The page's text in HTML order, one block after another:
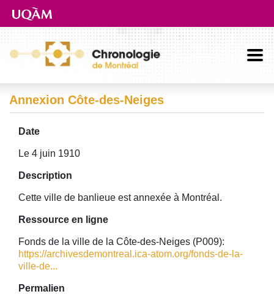
Aller directement au contenu principal
Annexion Côte-des-Neiges
Date
Le 4 juin 1910
Description
Cette ville de banlieue est annexée à Montréal.
Ressource en ligne
Fonds de la ville de la Côte-des-Neiges (P009):
https://archivesdemontreal.ica-atom.org/fonds-de-la-
ville-de...
Permalien